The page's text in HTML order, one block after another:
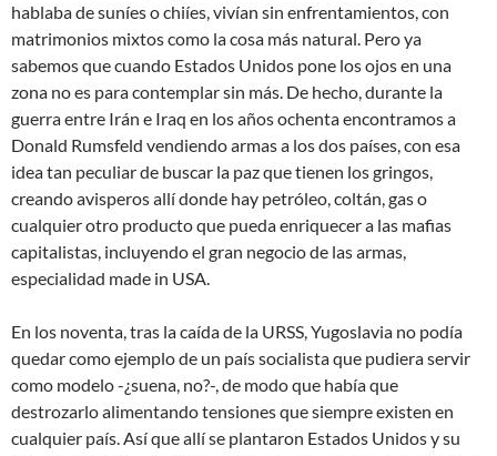
hablaba de suníes o chiíes, vivían sin enfrentamientos, con
matrimonios mixtos como la cosa más natural. Pero ya
sabemos que cuando Estados Unidos pone los ojos en una
zona no es para contemplar sin más. De hecho, durante la
guerra entre Irán e Iraq en los años ochenta encontramos a
Donald Rumsfeld vendiendo armas a los dos países, con esa
idea tan peculiar de buscar la paz que tienen los gringos,
creando avisperos allí donde hay petróleo, coltán, gas o
cualquier otro producto que pueda enriquecer a las mafias
capitalistas, incluyendo el gran negocio de las armas,
especialidad made in USA.
En los noventa, tras la caída de la URSS, Yugoslavia no podía
quedar como ejemplo de un país socialista que pudiera servir
como modelo -¿suena, no?-, de modo que había que
destrozarlo alimentando tensiones que siempre existen en
cualquier país. Así que allí se plantaron Estados Unidos y su